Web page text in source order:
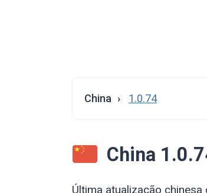
China 1.0.74
China
Última atualização